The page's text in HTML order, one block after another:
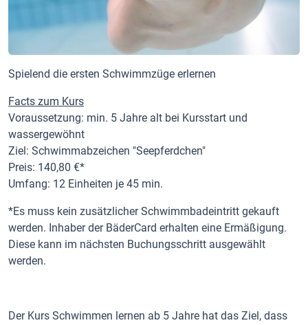
Spielend die ersten Schwimmzüge erlernen
Facts zum Kurs
Voraussetzung: min. 5 Jahre alt bei Kursstart und
wassergewöhnt
Ziel: Schwimmabzeichen "Seepferdchen"
Preis: 140,80 €*
Umfang: 12 Einheiten je 45 min.
*Es muss kein zusätzlicher Schwimmbadeintritt gekauft
werden. Inhaber der BäderCard erhalten eine Ermäßigung.
Diese kann im nächsten Buchungsschritt ausgewählt
werden.
Der Kurs Schwimmen lernen ab 5 Jahre hat das Ziel, dass